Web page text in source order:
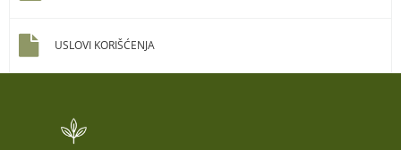
USLOVI KORIŠĆENJA